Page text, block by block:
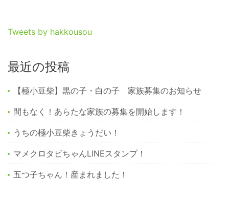
Tweets by hakkousou
最近の投稿
【極小豆柴】黒の子・白の子 家族募集のお知らせ
間もなく！あらたな家族の募集を開始します！
うちの極小豆柴きょうだい！
マメクロタビちゃんLINEスタンプ！
五つ子ちゃん！産まれました！